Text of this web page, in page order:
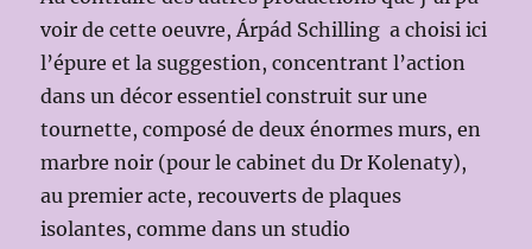
voir de cette oeuvre, Árpád Schilling a choisi ici
l’épure et la suggestion, concentrant l’action
dans un décor essentiel construit sur une
tournette, composé de deux énormes murs, en
marbre noir (pour le cabinet du Dr Kolenaty),
au premier acte, recouverts de plaques
isolantes, comme dans un studio